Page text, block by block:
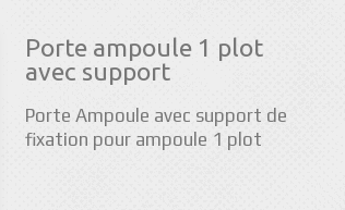
Porte ampoule 1 plot
avec support
Porte Ampoule avec support de
fixation pour ampoule 1 plot